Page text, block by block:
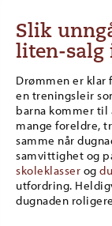
Salgstips & last
Vanlige spørsmål
Om oss
Kontakt
Slik
liten-salg
Drømmen er klar
en treningsleir
barna kommer til
mange foreldre,
samme når
samvittighet og
skoleklasser og
utfordring.
dugnaden